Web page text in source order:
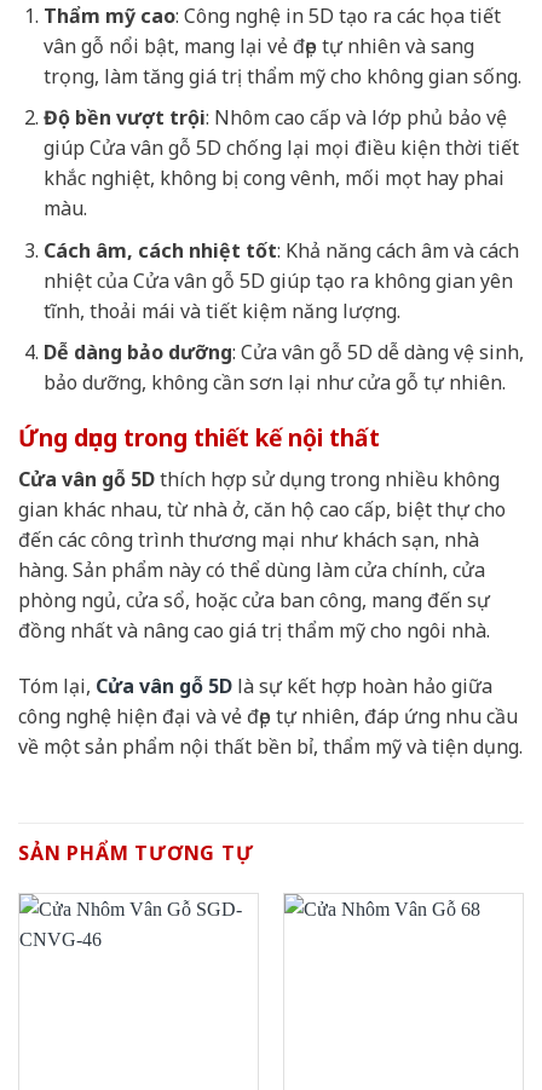
Thẩm mỹ cao: Công nghệ in 5D tạo ra các họa tiết
vân gỗ nổi bật, mang lại vẻ đẹp tự nhiên và sang
trọng, làm tăng giá trị thẩm mỹ cho không gian sống.
Độ bền vượt trội: Nhôm cao cấp và lớp phủ bảo vệ
giúp Cửa vân gỗ 5D chống lại mọi điều kiện thời tiết
khắc nghiệt, không bị cong vênh, mối mọt hay phai
màu.
Cách âm, cách nhiệt tốt: Khả năng cách âm và cách
nhiệt của Cửa vân gỗ 5D giúp tạo ra không gian yên
tĩnh, thoải mái và tiết kiệm năng lượng.
Dễ dàng bảo dưỡng: Cửa vân gỗ 5D dễ dàng vệ sinh,
bảo dưỡng, không cần sơn lại như cửa gỗ tự nhiên.
Ứng dụng trong thiết kế nội thất
Cửa vân gỗ 5Dthích hợp sử dụng trong nhiều không
gian khác nhau, từ nhà ở, căn hộ cao cấp, biệt thự cho
đến các công trình thương mại như khách sạn, nhà
hàng. Sản phẩm này có thể dùng làm cửa chính, cửa
phòng ngủ, cửa sổ, hoặc cửa ban công, mang đến sự
đồng nhất và nâng cao giá trị thẩm mỹ cho ngôi nhà.
Tóm lại, Cửa vân gỗ 5D là sự kết hợp hoàn hảo giữa
công nghệ hiện đại và vẻ đẹp tự nhiên, đáp ứng nhu cầu
về một sản phẩm nội thất bền bỉ, thẩm mỹ và tiện dụng.
SẢN PHẨM TƯƠNG TỰ